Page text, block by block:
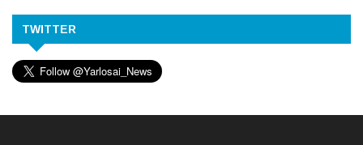
TWITTER